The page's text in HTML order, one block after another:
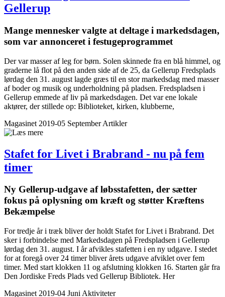
Gellerup
Mange mennesker valgte at deltage i markedsdagen,
som var annonceret i festugeprogrammet
Der var masser af leg for børn. Solen skinnede fra en blå himmel, og
graderne lå flot på den anden side af de 25, da Gellerup Fredsplads
lørdag den 31. august lagde græs til en stor markedsdag med masser
af boder og musik og underholdning på pladsen. Fredspladsen i
Gellerup emmede af liv på markedsdagen. Det var ene lokale
aktører, der stillede op: Biblioteket, kirken, klubberne,
Magasinet 2019-05 September Artikler
Stafet for Livet i Brabrand - nu på fem
timer
Ny Gellerup-udgave af løbsstafetten, der sætter
fokus på oplysning om kræft og støtter Kræftens
Bekæmpelse
For tredje år i træk bliver der holdt Stafet for Livet i Brabrand. Det
sker i forbindelse med Markedsdagen på Fredspladsen i Gellerup
lørdag den 31. august. I år afvikles stafetten i en ny udgave. I stedet
for at foregå over 24 timer bliver årets udgave afviklet over fem
timer. Med start klokken 11 og afslutning klokken 16. Starten går fra
Den Jordiske Freds Plads ved Gellerup Bibliotek. Her
Magasinet 2019-04 Juni Aktiviteter